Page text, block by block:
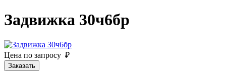
Задвижка 30ч6бр
Цена по запросу ₽
Заказать